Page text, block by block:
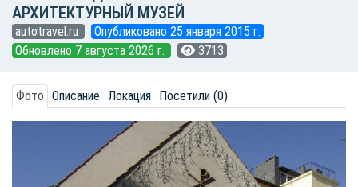
АРХИТЕКТУРНЫЙ МУЗЕЙ
autotravel.ru
Опубликовано 25 января 2015 г.
Обновлено 7 августа 2026 г.
3713
Фото Описание Локация Посетили (0)